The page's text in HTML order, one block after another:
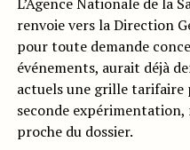
renvoie vers la Direction
pour toute demande
événements, aurait déjà
actuels une grille tarifaire
seconde
proche du dossier.